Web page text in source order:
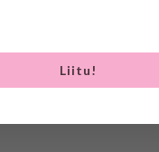
Liitu!